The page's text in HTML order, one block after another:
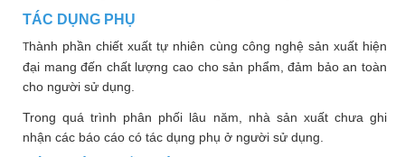
TÁC DỤNG PHỤ
Thành phần chiết xuất tự nhiên cùng công nghệ sản xuất hiện
đại mang đến chất lượng cao cho sản phẩm, đảm bảo an toàn
cho người sử dụng.
Trong quá trình phân phối lâu năm, nhà sản xuất chưa ghi
nhận các báo cáo có tác dụng phụ ở người sử dụng.